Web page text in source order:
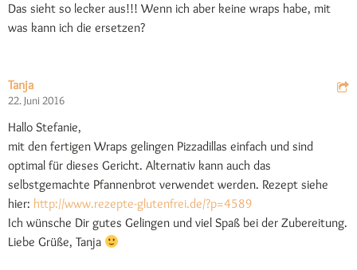
Das sieht so lecker aus!!! Wenn ich aber keine wraps habe, mit
was kann ich die ersetzen?
Tanja
22. Juni 2016
Hallo Stefanie,
mit den fertigen Wraps gelingen Pizzadillas einfach und sind
optimal für dieses Gericht. Alternativ kann auch das
selbstgemachte Pfannenbrot verwendet werden. Rezept siehe
hier: http://www.rezepte-glutenfrei.de/?p=4589
Ich wünsche Dir gutes Gelingen und viel Spaß bei der Zubereitung.
Liebe Grüße, Tanja